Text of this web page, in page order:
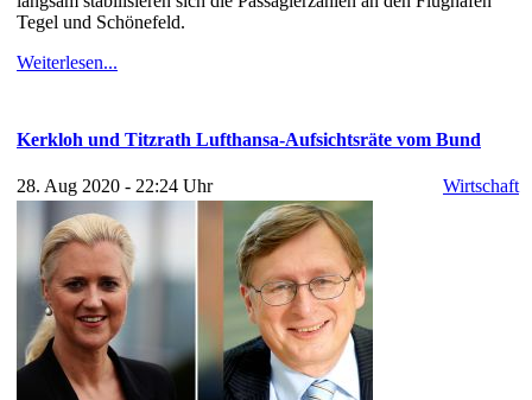
Tegel und Schönefeld.
Weiterlesen...
Kerkloh und Titzrath Lufthansa-Aufsichtsräte vom Bund
28. Aug 2020 - 22:24 Uhr Wirtschaft